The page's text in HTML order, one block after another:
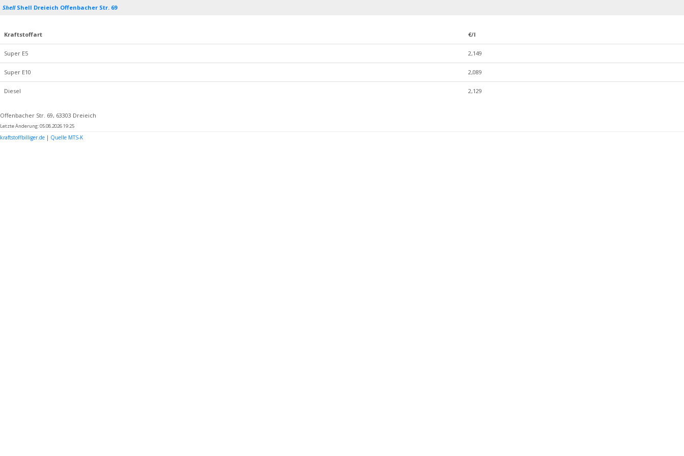
ShellShell Dreieich Offenbacher Str. 69
Kraftstoffart €/l
Super E5 2,149
Super E10 2,089
Diesel 2,129
Offenbacher Str. 69, 63303 Dreieich
Letzte Änderung: 05.08.2026 19:25
kraftstoffbilliger.de | Quelle MTS-K